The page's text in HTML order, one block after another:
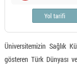
Yol tarifi
Üniversitemizin Sağlık
gösteren Türk Dünyası